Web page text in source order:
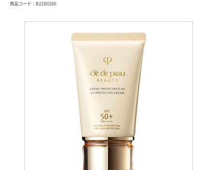
商品コード：B22D0260